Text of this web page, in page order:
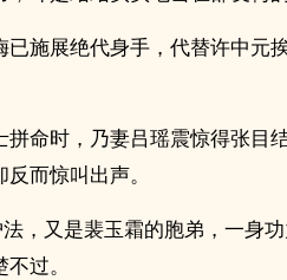
施展绝代身手，代替许中元
命时，乃妻吕瑶震惊得张目
而惊叫出声。
，又是裴玉霜的胞弟，一身
过。